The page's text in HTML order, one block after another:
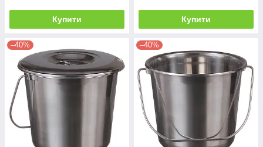
Купити Купити
–40% –40%